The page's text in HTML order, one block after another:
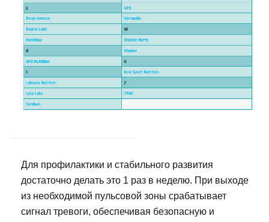
Для профилактики и стабильного развития
достаточно делать это 1 раз в неделю. При выходе
из необходимой пульсовой зоны срабатывает
сигнал тревоги, обеспечивая безопасную и